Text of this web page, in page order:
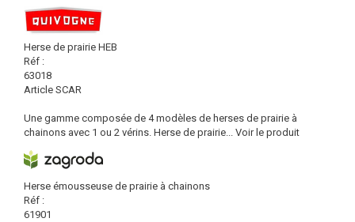
Herse de prairie HEB
Réf :
63018
Article SCAR
Une gamme composée de 4 modèles de herses de prairie à
chainons avec 1 ou 2 vérins. Herse de prairie... Voir le produit
Herse émousseuse de prairie à chainons
Réf :
61901